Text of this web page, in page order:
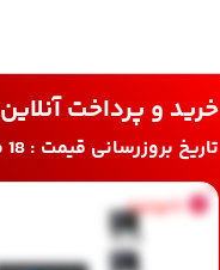
خرید و پرداخت آنلاین
تاریخ بروزرسانی قیمت : 18 مرداد 1405
ناموجود